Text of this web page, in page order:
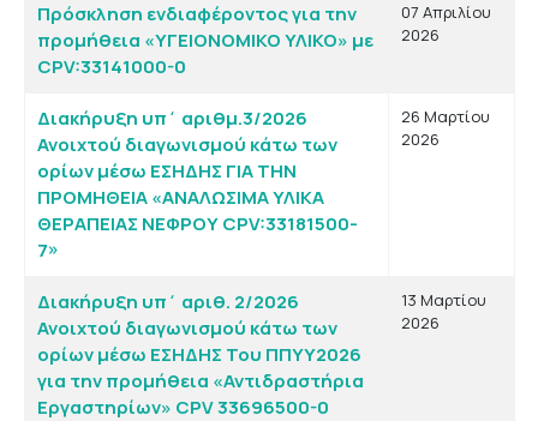
Πρόσκληση ενδιαφέροντος για την
προμήθεια «ΥΓΕΙΟΝΟΜΙΚΟ ΥΛΙΚΟ» με
CPV:33141000-0
07 Απριλίου
2026
Διακήρυξη υπ΄ αριθμ.3/2026
Ανοιχτού διαγωνισμού κάτω των
ορίων μέσω ΕΣΗΔΗΣ ΓΙΑ ΤΗΝ
ΠΡΟΜΗΘΕΙΑ «ΑΝΑΛΩΣΙΜΑ ΥΛΙΚΑ
ΘΕΡΑΠΕΙΑΣ ΝΕΦΡΟΥ CPV:33181500-
7»
26 Μαρτίου
2026
Διακήρυξη υπ΄ αριθ. 2/2026
Ανοιχτού διαγωνισμού κάτω των
ορίων μέσω ΕΣΗΔΗΣ Του ΠΠΥΥ2026
για την προμήθεια «Αντιδραστήρια
Εργαστηρίων» CPV 33696500-0
13 Μαρτίου
2026